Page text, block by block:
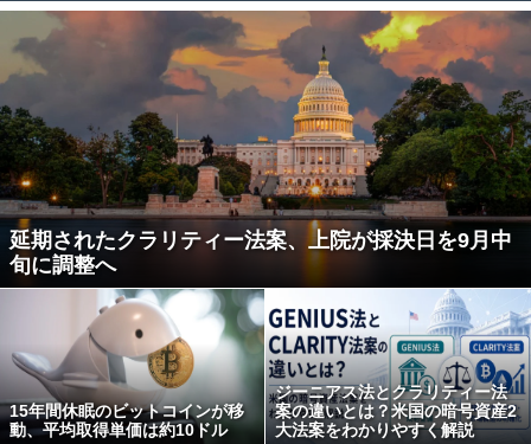
延期されたクラリティー法案、上院が採決日を9月中
旬に調整へ
15年間休眠のビットコインが移
動、平均取得単価は約10ドル
ジーニアス法とクラリティー法
案の違いとは？米国の暗号資産2
大法案をわかりやすく解説